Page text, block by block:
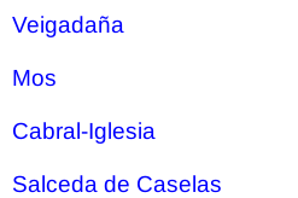
Veigadaña
Mos
Cabral-Iglesia
Salceda de Caselas